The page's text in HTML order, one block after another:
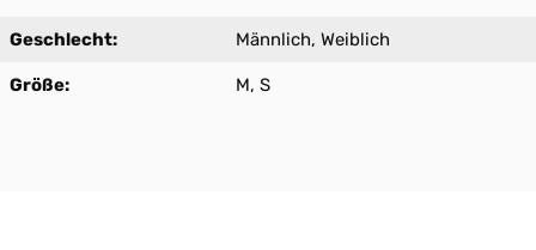
Geschlecht: Männlich, Weiblich
Größe: M, S